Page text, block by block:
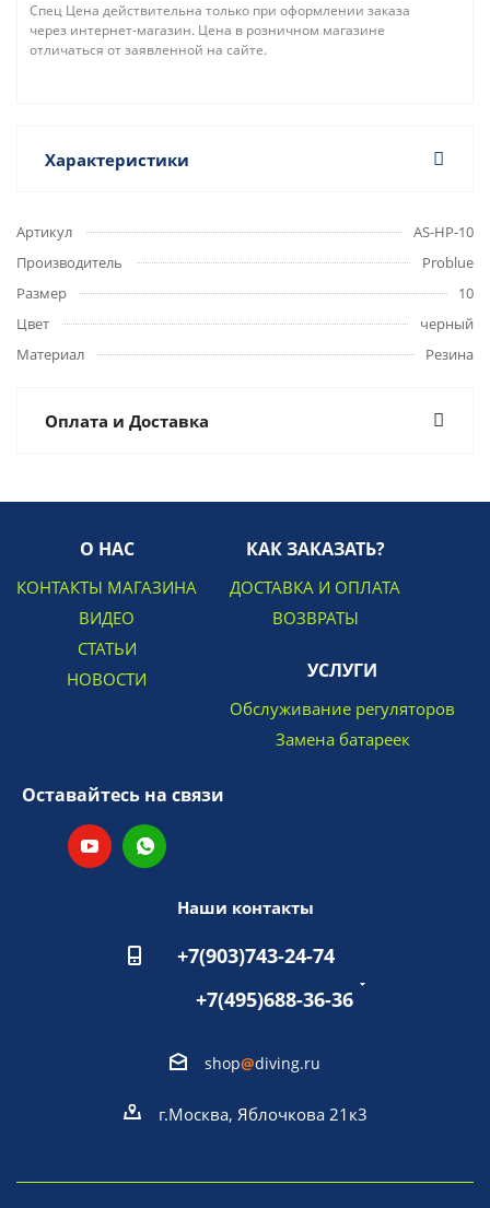
Спец Цена действительна только при оформлении заказа
через интернет-магазин. Цена в розничном магазине
отличаться от заявленной на сайте.
Характеристики
Артикул
AS-HP-10
Производитель
Problue
Размер
10
Цвет
черный
Материал
Резина
Оплата и Доставка
О НАС
КОНТАКТЫ МАГАЗИНА
ВИДЕО
СТАТЬИ
НОВОСТИ
КАК ЗАКАЗАТЬ?
ДОСТАВКА И ОПЛАТА
ВОЗВРАТЫ
УСЛУГИ
Обслуживание регуляторов
Замена батареек
Оставайтесь на связи
Наши контакты
+7(903)743-24-74
+7(495)688-36-36
shop@diving.ru
г.Москва, Яблочкова 21к3